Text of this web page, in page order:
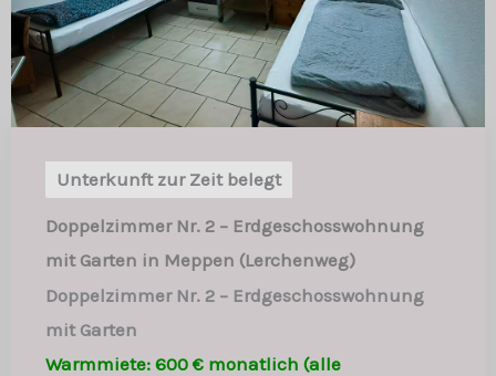
Unterkunft zur Zeit belegt
Doppelzimmer Nr. 2 – Erdgeschosswohnung
mit Garten in Meppen (Lerchenweg)
Doppelzimmer Nr. 2 – Erdgeschosswohnung
mit Garten
Warmmiete: 600 € monatlich (alle